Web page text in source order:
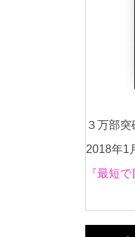
３万部突
2018年1
『最短